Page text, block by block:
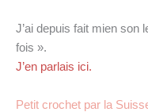
J’ai depuis fait mien son
fois ».
J’en parlais ici.
Petit crochet par la